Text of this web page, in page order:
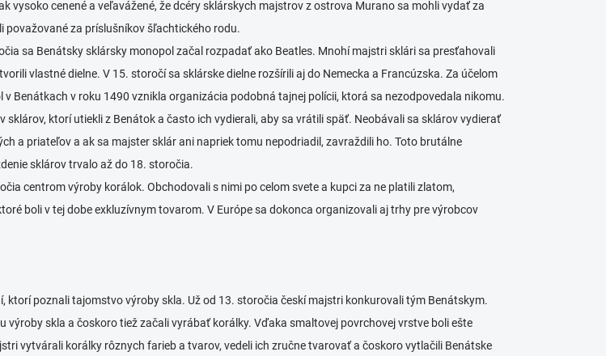
vysoko cenené a veľavážené, že dcéry sklárskych majstrov z ostrova Murano sa mohli vydať za
považované za príslušníkov šľachtického rodu.
sa Benátsky sklársky monopol začal rozpadať ako Beatles. Mnohí majstri sklári sa presťahovali
vlastné dielne. V 15. storočí sa sklárske dielne rozšírili aj do Nemecka a Francúzska. Za účelom
Benátkach v roku 1490 vznikla organizácia podobná tajnej polícii, ktorá sa nezodpovedala nikomu.
sklárov, ktorí utiekli z Benátok a často ich vydierali, aby sa vrátili späť. Neobávali sa sklárov vydierať
a priateľov a ak sa majster sklár ani napriek tomu nepodriadil, zavraždili ho. Toto brutálne
sklárov trvalo až do 18. storočia.
centrom výroby korálok. Obchodovali s nimi po celom svete a kupci za ne platili zlatom,
boli v tej dobe exkluzívnym tovarom. V Európe sa dokonca organizovali aj trhy pre výrobcov
ktorí poznali tajomstvo výroby skla. Už od 13. storočia českí majstri konkurovali tým Benátskym.
výroby skla a čoskoro tiež začali vyrábať korálky. Vďaka smaltovej povrchovej vrstve boli ešte
vytvárali korálky rôznych farieb a tvarov, vedeli ich zručne tvarovať a čoskoro vytlačili Benátske